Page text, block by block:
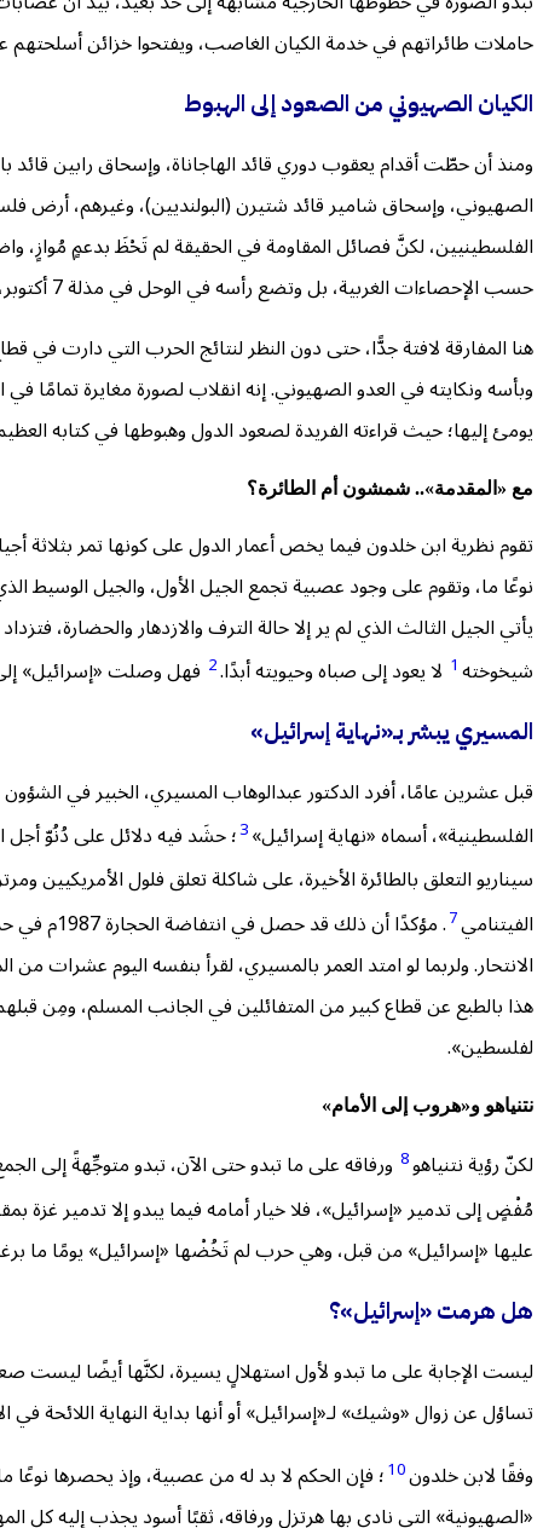
حاملات طائراتهم في خدمة الكيان الغاصب، ويفتحوا خزائن أسلحتهم
الكيان الصهيوني من الصعود إلى الهبوط
ومنذ أن حطّت أقدام يعقوب دوري قائد الهاجاناة، وإسحاق رابين
الصهيوني، وإسحاق شامير قائد شتيرن (البولنديين)، وغيرهم،
حسب الإحصاءات الغربية، بل وتضع رأسه في الوحل في مذلة 7 أكتوبر، وما تلاها من معارك بين أطلال غزة.
وبأسه ونكايته في العدو الصهيوني. إنه انقلاب لصورة مغايرة تمامًا
يومئ إليها؛ حيث قراءته الفريدة لصعود الدول وهبوطها في كتابه
مع «المقدمة».. شمشون أم الطائرة؟
تقوم نظرية ابن خلدون فيما يخص أعمار الدول على كونها تمر
نوعًا ما، وتقوم على وجود عصبية تجمع الجيل الأول، والجيل الوسيط
يأتي الجيل الثالث الذي لم ير إلا حالة الترف والازدهار والحضارة،
شيخوخته1 لا يعود إلى صباه وحيويته أبدًا.2 فهل وصلت «إسرائيل»
المسيرييبشر بـ«نهاية إسرائيل»
قبل عشرين عامًا، أفرد الدكتور عبدالوهاب المسيري، الخبير في
الفلسطينية»، أسماه «نهاية إسرائيل»3؛ حشَد فيه دلائل على دُنُوّ أجل
سيناريو التعلق بالطائرة الأخيرة، على شاكلة تعلق فلول
الفيتنامي7
الانتحار. ولربما لو امتد العمر بالمسيري، لقرأ بنفسه اليوم عشرات
هذا بالطبع عن قطاع كبير من المتفائلين في الجانب المسلم، ومِن
لفلسطين».
نتنياهو و«هروب إلى الأمام»
لكنّ رؤية نتنياهو8 ورفاقه على ما تبدو حتى الآن، تبدو متوجِّهةً إلى
مُفْضٍ إلى تدمير «إسرائيل»، فلا خيار أمامه فيما يبدو إلا تدمير غزة
عليها «إسرائيل» من قبل، وهي حرب لم تَخُضْها «إسرائيل» يومًا ما
هل هرمت «إسرائيل»؟
ليست الإجابة على ما تبدو لأول استهلالٍ يسيرة، لكنَّها أيضًا ليست
تساؤل عن زوال «وشيك» لـ«إسرائيل» أو أنها بداية النهاية
وفقًا لابن خلدون10؛ فإن الحكم لا بد له من عصبية، وإذ يحصرها نوعًا
«الصهيونية» التي نادى بها هرتزل ورفاقه، ثقبًا أسود يجذب إليه كل